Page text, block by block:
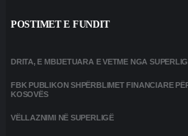
POSTIMET E FUNDIT
DRITA, E MBIJETUARA E VETME NGA
FBK PUBLIKON SHPËRBLIMET FINANCIARE
KOSOVËS
VËLLAZNIMI NË SUPERLIGË